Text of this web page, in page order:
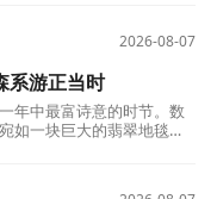
2026-08-07
系游正当时
中最富诗意的时节。数
如一块巨大的翡翠地毯。